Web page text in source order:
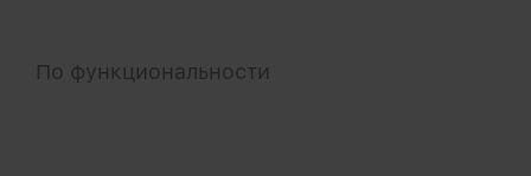
По функциональности